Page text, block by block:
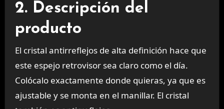
2. Descripción del
producto
El cristal antirreflejos de alta definición hace que
este espejo retrovisor sea claro como el día.
Colócalo exactamente donde quieras, ya que es
ajustable y se monta en el manillar. El cristal